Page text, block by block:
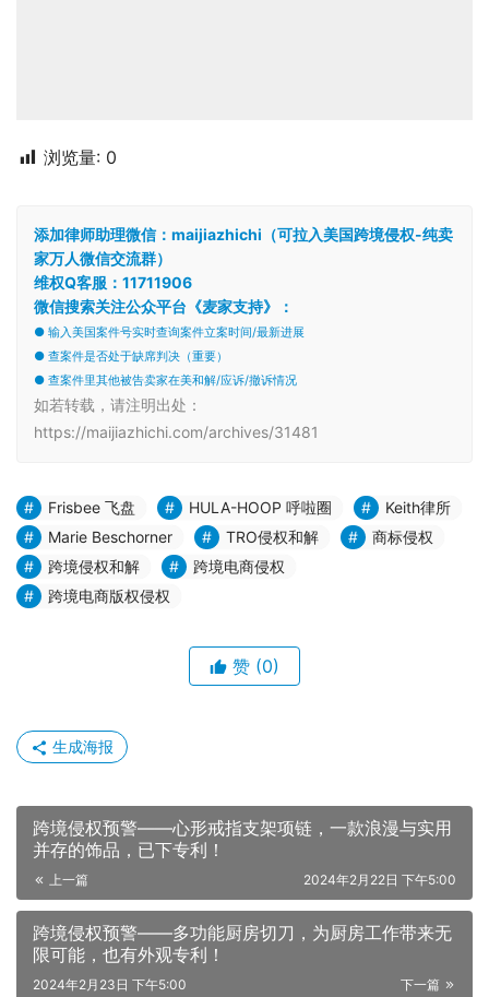
浏览量: 0
添加律师助理微信：maijiazhichi（可拉入美国跨境侵权-纯卖
家万人微信交流群）
维权Q客服：11711906
微信搜索关注公众平台《麦家支持》：
● 输入美国案件号实时查询案件立案时间/最新进展
● 查案件是否处于缺席判决（重要）
● 查案件里其他被告卖家在美和解/应诉/撤诉情况
如若转载，请注明出处：
https://maijiazhichi.com/archives/31481
Frisbee 飞盘 HULA-HOOP 呼啦圈
Keith律所
Marie Beschorner
TRO侵权和解
商标侵权
跨境侵权和解
跨境电商侵权
跨境电商版权侵权
赞 (0)
生成海报
跨境侵权预警——心形戒指支架项链，一款浪漫与实用
并存的饰品，已下专利！
上一篇 2024年2月22日 下午5:00
跨境侵权预警——多功能厨房切刀，为厨房工作带来无
限可能，也有外观专利！
下一篇
2024年2月23日 下午5:00